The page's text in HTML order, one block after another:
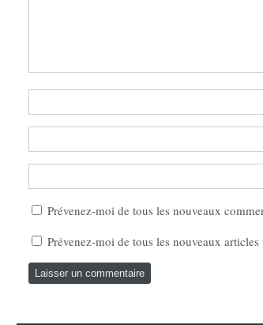
Prévenez-moi de tous les nouveaux
Prévenez-moi de tous les nouveaux